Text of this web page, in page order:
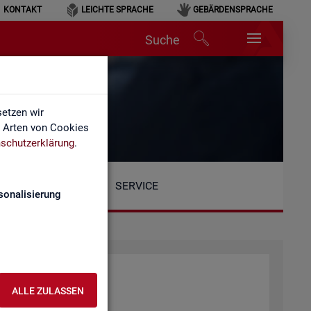
wir
von Cookies
.
ALLE ZULASSEN
KONTAKT LEICHTE SPRACHE GEBÄRDENSPRACHE
Suche
SERVICE